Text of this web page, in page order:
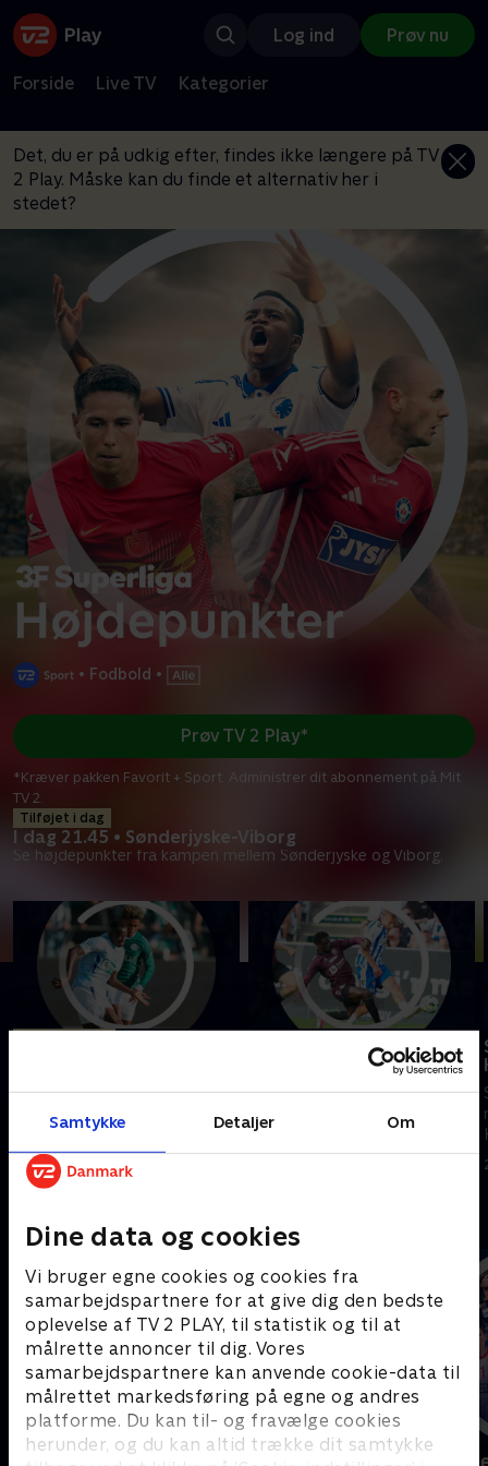
Samtykke Detaljer Om
Dine data og cookies
Vi bruger egne cookies og cookies fra
samarbejdspartnere for at give dig den bedste
oplevelse af TV 2 PLAY, til statistik og til at
målrette annoncer til dig. Vores
samarbejdspartnere kan anvende cookie-data til
målrettet markedsføring på egne og andres
platforme. Du kan til- og fravælge cookies
herunder, og du kan altid trække dit samtykke
Log ind Prøv nu
Forside Live TV Kategorier
Det, du er på udkig efter, findes ikke længere på TV
2 Play. Måske kan du finde et alternativ her i
stedet?
• Fodbold •
Tilføjet i dag
I dag 21.45 • Sønderjyske-Viborg
Se højdepunkter fra kampen mellem Sønderjyske og Viborg.
Prøv TV 2 Play*
*Kræver pakken Favorit + Sport. Administrer dit abonnement på Mit
TV 2.
Se højdepunkter fra kampen
mellem Sønderjyske og Viborg.
Odense Boldklub-
Se højdepunkter fra kampen
mellem Odense Boldklub og
Sønderjyske.